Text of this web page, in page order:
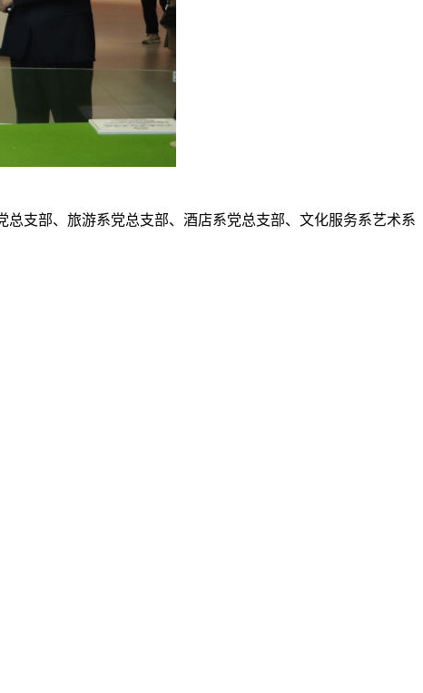
支部、旅游系党总支部、酒店系党总支部、文化服务系艺术系